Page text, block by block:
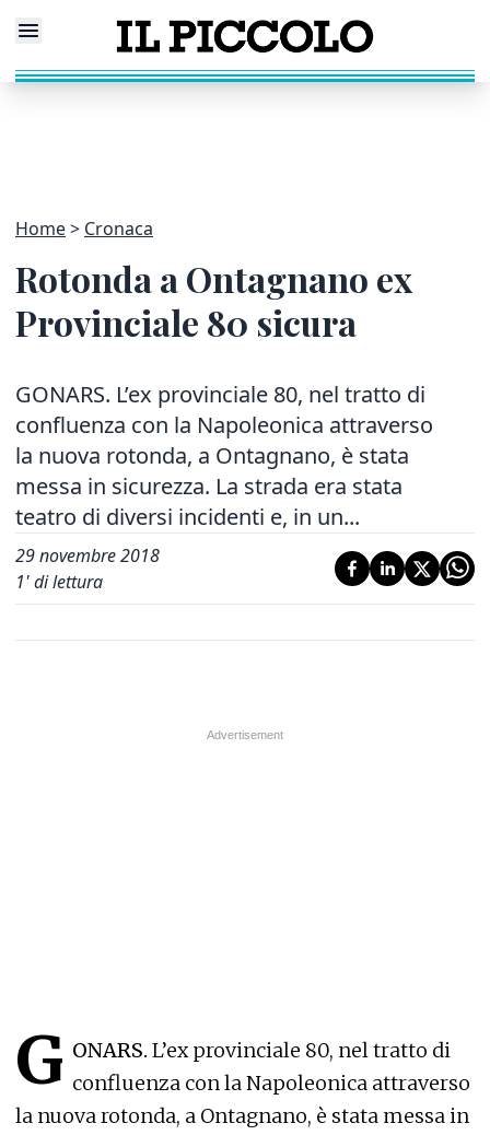
Home Cronaca
Rotonda a Ontagnano ex
Provinciale 80 sicura
GONARS. L’ex provinciale 80, nel tratto di
confluenza con la Napoleonica attraverso
la nuova rotonda, a Ontagnano, è stata
messa in sicurezza. La strada era stata
teatro di diversi incidenti e, in un...
29 novembre 2018
1' di lettura
G ONARS. L’ex provinciale 80, nel tratto di
confluenza con la Napoleonica attraverso
la nuova rotonda, a Ontagnano, è stata messa in